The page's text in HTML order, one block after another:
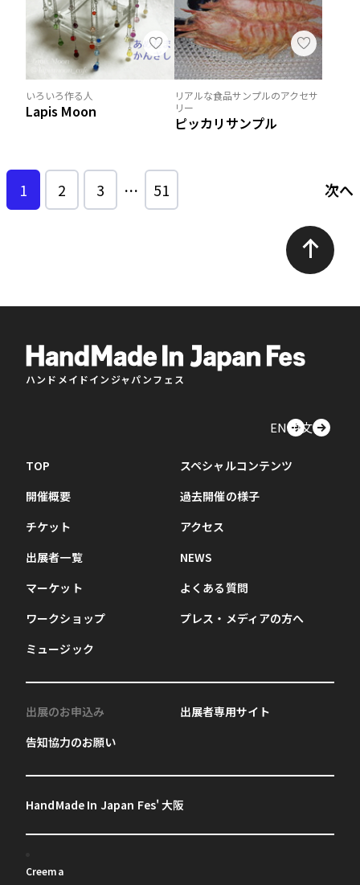
いろいろ作る人
Lapis Moon
リアルな食品サンプルのアクセサ
リー
ピッカリサンプル
1 2 3 … 51 次へ
ハンドメイドインジャパンフェス
EN中文
TOP
開催概要
チケット
出展者一覧
マーケット
ワークショップ
ミュージック
スペシャルコンテンツ
過去開催の様子
アクセス
NEWS
よくある質問
プレス・メディアの方へ
出展のお申込み
告知協力のお願い
出展者専用サイト
HandMade In Japan Fes' 大阪
Creema